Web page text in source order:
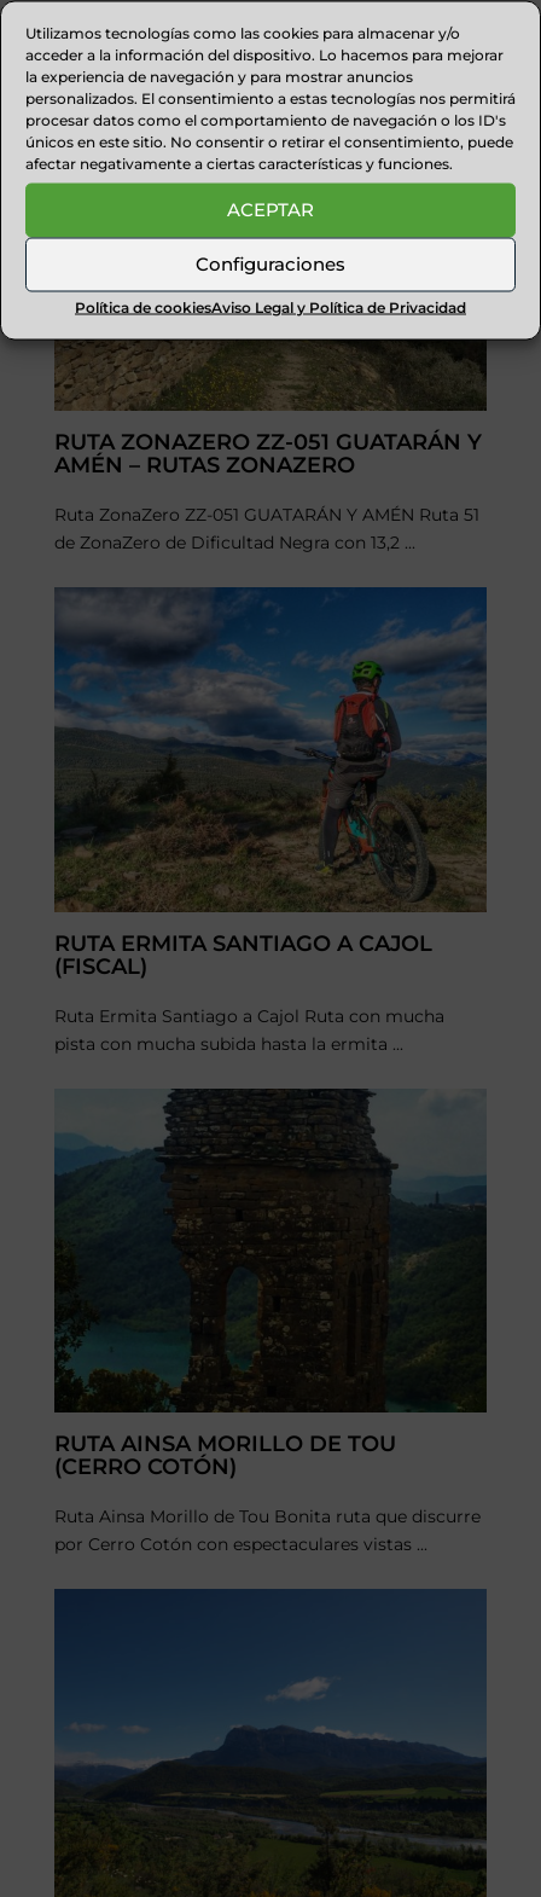
Utilizamos tecnologías como las cookies para almacenar y/o
acceder a la información del dispositivo. Lo hacemos para mejorar
la experiencia de navegación y para mostrar anuncios
personalizados. El consentimiento a estas tecnologías nos permitirá
procesar datos como el comportamiento de navegación o los ID's
únicos en este sitio. No consentir o retirar el consentimiento, puede
afectar negativamente a ciertas características y funciones.
ACEPTAR
Configuraciones
Política de cookiesAviso Legal y Política de Privacidad
y su castillo medieval, por ...
RUTA ZONAZERO ZZ-051 GUATARÁN Y
AMÉN – RUTAS ZONAZERO
Ruta ZonaZero ZZ-051 GUATARÁN Y AMÉN Ruta 51
de ZonaZero de Dificultad Negra con 13,2 ...
RUTA ERMITA SANTIAGO A CAJOL
(FISCAL)
Ruta Ermita Santiago a Cajol Ruta con mucha
pista con mucha subida hasta la ermita ...
RUTA AINSA MORILLO DE TOU
(CERRO COTÓN)
Ruta Ainsa Morillo de Tou Bonita ruta que discurre
por Cerro Cotón con espectaculares vistas ...